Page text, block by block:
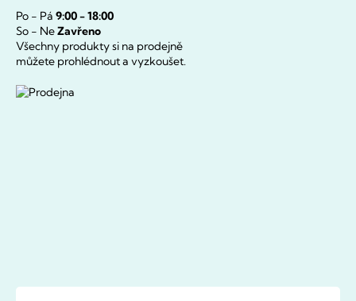
Po - Pá 9:00 - 18:00
So - NeZavřeno
Všechny produkty si na prodejně
můžete prohlédnout a vyzkoušet.